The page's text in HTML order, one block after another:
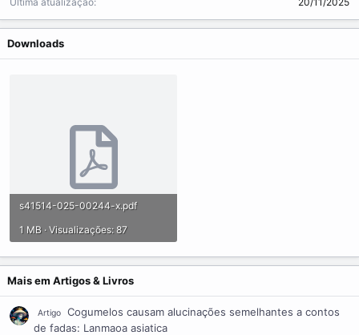
Downloads
s41514-025-00244-x.pdf
1 MB · Visualizações: 87
Mais em Artigos & Livros
Artigo
Cogumelos causam alucinações semelhantes a contos
de fadas: Lanmaoa asiatica